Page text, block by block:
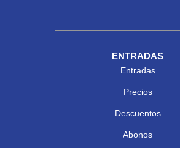
ENTRADAS
Entradas
Precios
Descuentos
Abonos